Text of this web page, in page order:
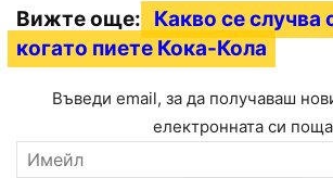
Вижте още:
Какво се случва
когато пиете Кока-Кола
Въведи email, за да получаваш
електронната си поща